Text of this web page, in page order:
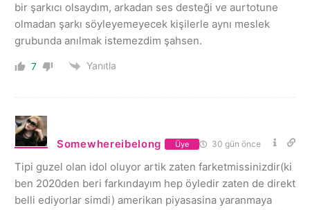
bir şarkıcı olsaydım, arkadan ses desteği ve aurtotune
olmadan şarkı söyleyemeyecek kişilerle aynı meslek
grubunda anılmak istemezdim şahsen.
7 Yanıtla
Somewhereibelong Üye 30 gün önce
Tipi guzel olan idol oluyor artik zaten farketmissinizdir(ki
ben 2020den beri farkındayım hep öyledir zaten de direkt
belli ediyorlar simdi) amerikan piyasasina yaranmaya